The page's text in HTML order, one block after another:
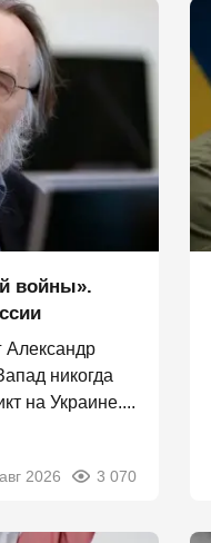
войны».
Александр
никогда
на Украине....
2026 3 070